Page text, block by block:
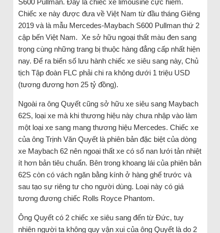
S600 Pullman. Đây là chiếc xe limousine cực hiếm.
Chiếc xe này được đưa về Việt Nam từ đầu tháng Giêng
2019 và là mẫu Mercedes-Maybach S600 Pullman thứ 2
cập bến Việt Nam. Xe sở hữu ngoại thất màu đen sang
trọng cùng những trang bị thuộc hàng đẳng cấp nhất hiện
nay. Để ra biển số lưu hành chiếc xe siêu sang này, Chủ
tịch Tập đoàn FLC phải chi ra không dưới 1 triệu USD
(tương đương hơn 25 tỷ đồng).
Ngoài ra ông Quyết cũng sở hữu xe siêu sang Maybach
62S, loại xe mà khi thương hiệu này chưa nhập vào làm
một loại xe sang mang thương hiệu Mercedes. Chiếc xe
của ông Trịnh Văn Quyết là phiên bản đặc biệt của dòng
xe Maybach 62 nên ngoại thất xe có số nan lưới tản nhiệt
ít hơn bản tiêu chuẩn. Bên trong khoang lái của phiên bản
62S còn có vách ngăn bằng kính ở hàng ghế trước và
sau tạo sự riêng tư cho người dùng. Loại này có giá
tương đương chiếc Rolls Royce Phantom.
Ông Quyết có 2 chiếc xe siêu sang đến từ Đức, tuy
nhiên người ta không quy vận xui của ông Quyết là do 2